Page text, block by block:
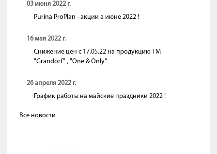
03 июня 2022 г.
Purina ProPlan - акции в июне 2022 !
16 мая 2022 г.
Снижение цен с 17.05.22 на продукцию ТМ
"Grandorf" , "One & Only"
26 апреля 2022 г.
График работы на майские праздники 2022 !
Все новости